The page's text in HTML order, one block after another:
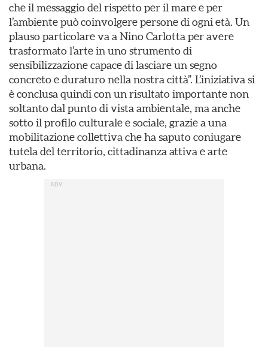
che il messaggio del rispetto per il mare e per
l’ambiente può coinvolgere persone di ogni età. Un
plauso particolare va a Nino Carlotta per avere
trasformato l’arte in uno strumento di
sensibilizzazione capace di lasciare un segno
concreto e duraturo nella nostra città”. L’iniziativa si
è conclusa quindi con un risultato importante non
soltanto dal punto di vista ambientale, ma anche
sotto il profilo culturale e sociale, grazie a una
mobilitazione collettiva che ha saputo coniugare
tutela del territorio, cittadinanza attiva e arte
urbana.